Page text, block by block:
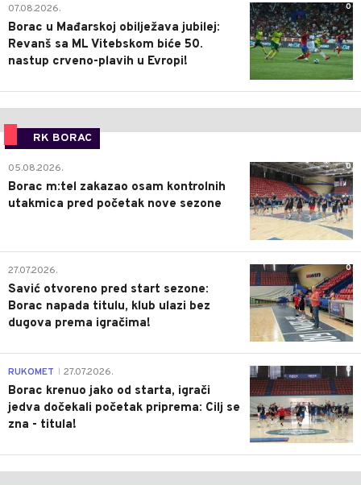
0
07.08.2026.
Borac u Mađarskoj obilježava jubilej:
Revanš sa ML Vitebskom biće 50.
nastup crveno-plavih u Evropi!
RK BORAC
0
05.08.2026.
Borac m:tel zakazao osam kontrolnih
utakmica pred početak nove sezone
0
27.07.2026.
Savić otvoreno pred start sezone:
Borac napada titulu, klub ulazi bez
dugova prema igračima!
0
RUKOMET 27.07.2026.
Borac krenuo jako od starta, igrači
jedva dočekali početak priprema: Cilj se
zna - titula!